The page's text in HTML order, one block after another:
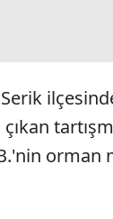
çıkan
orman